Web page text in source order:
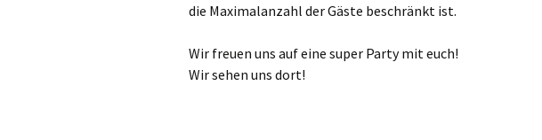
die Maximalanzahl der Gäste beschränkt ist.
Wir freuen uns auf eine super Party mit euch!
Wir sehen uns dort!